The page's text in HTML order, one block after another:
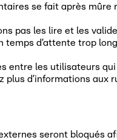
se fait après mûre
pas les lire et les
temps d’attente trop
entre les utilisateurs
d’informations aux
seront bloqués